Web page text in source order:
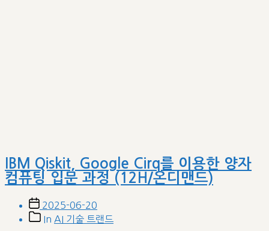
IBM Qiskit, Google Cirq를 이용한 양자
컴퓨팅 입문 과정 (12H/온디맨드)
Post
date
2025-06-20
PostIn AI 기술 트랜드